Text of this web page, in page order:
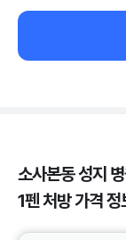
소사본동 성지
1펜 처방 가격 정